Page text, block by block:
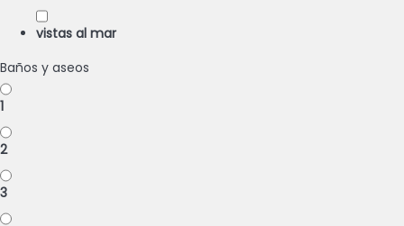
vistas al mar
Baños y aseos
1
2
3